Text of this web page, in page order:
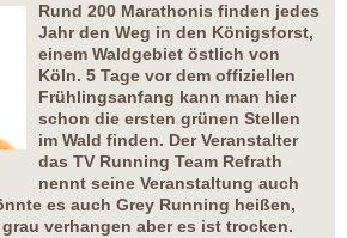
Rund 200 Marathonis finden jedes
Jahr den Weg in den Königsforst,
einem Waldgebiet östlich von
Köln. 5 Tage vor dem offiziellen
Frühlingsanfang kann man hier
schon die ersten grünen Stellen
im Wald finden. Der Veranstalter
das TV Running Team Refrath
nennt seine Veranstaltung auch
es auch Grey Running heißen,
verhangen aber es ist trocken.